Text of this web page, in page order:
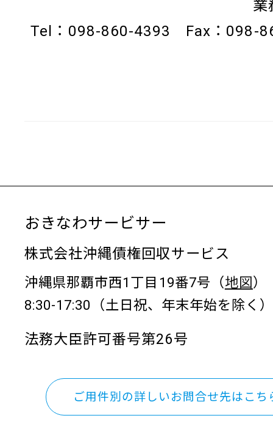
業務企
Tel：098-860-4393 Fax：098-
おきなわサービサー
株式会社沖縄債権回収サービス
沖縄県那覇市西1丁目19番7号（地図）
8:30-17:30（土日祝、年末年始を除く
法務大臣許可番号第26号
ご用件別の詳しいお問合せ先はこち